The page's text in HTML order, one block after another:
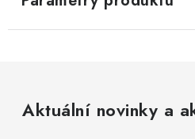
Aktuální novinky a